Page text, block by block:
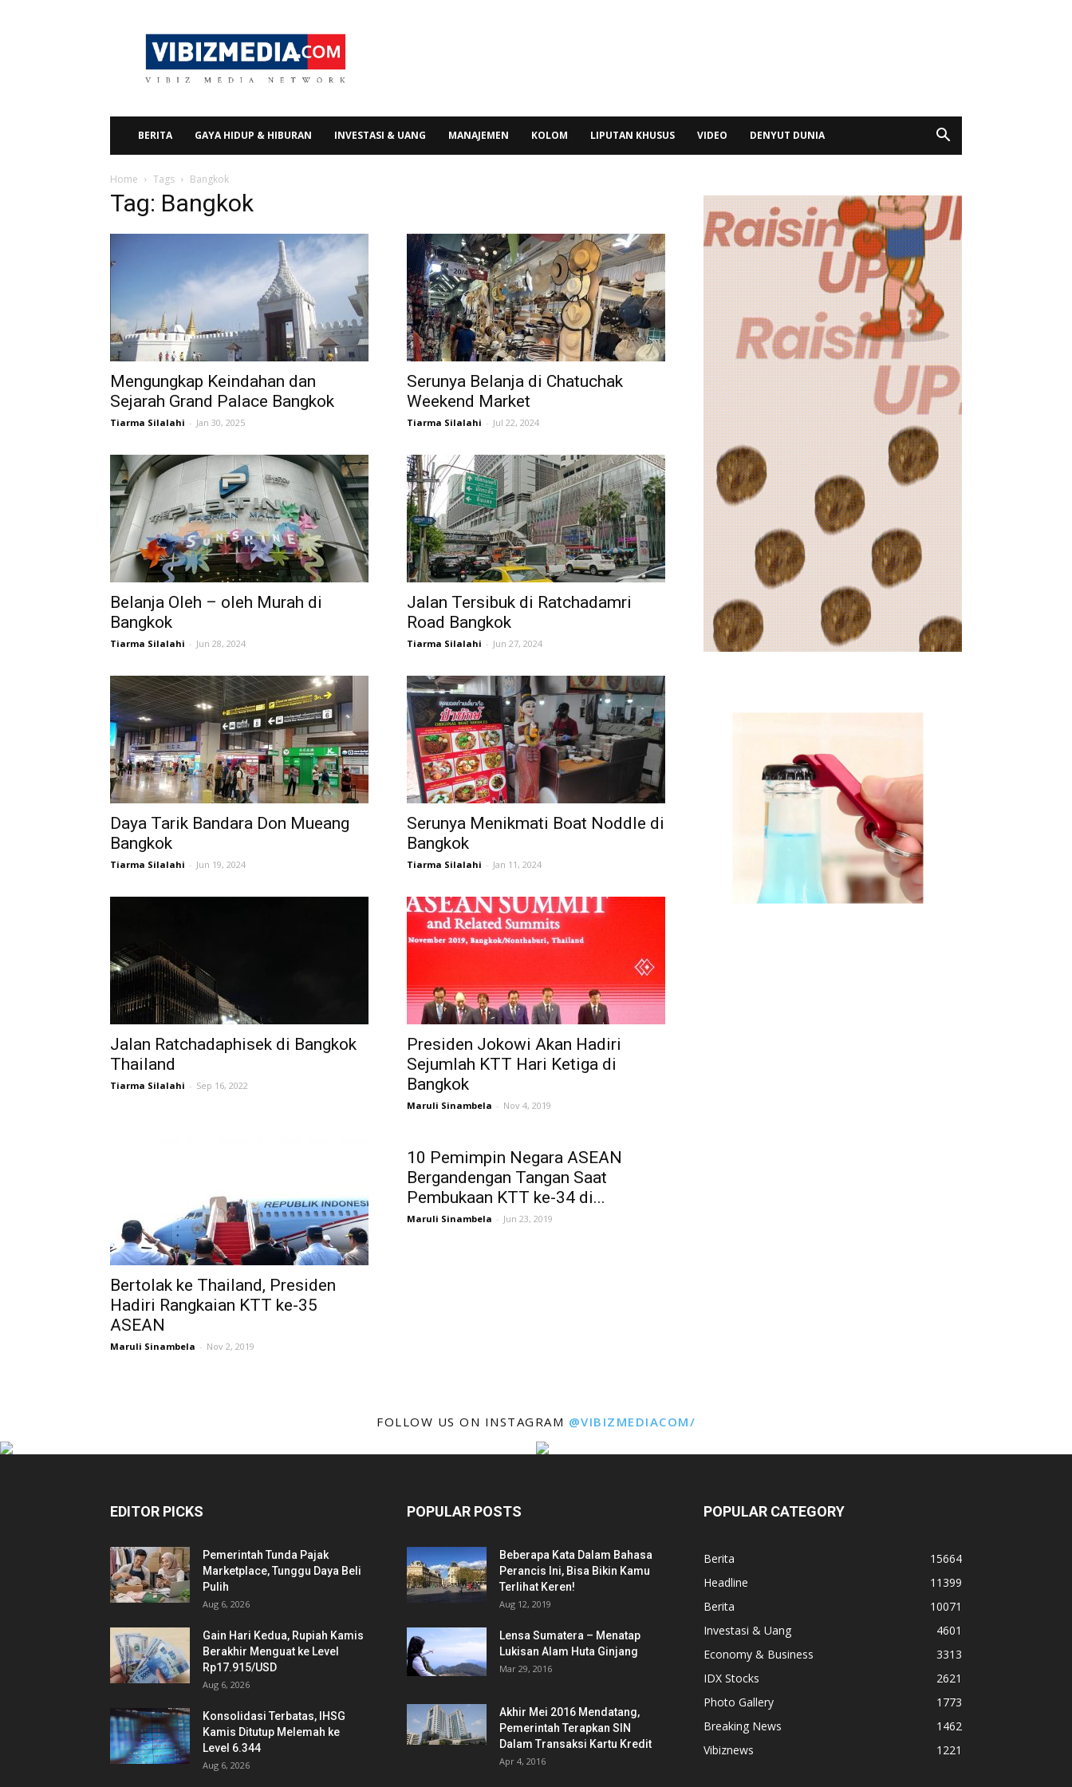
Vibizmedia.com
BERITA GAYA HIDUP & HIBURAN INVESTASI & UANG MANAJEMEN KOLOM LIPUTAN KHUSUS VIDEO DENYUT DUNIA
Home Tags Bangkok
Tag: Bangkok
Mengungkap Keindahan dan
Sejarah Grand Palace Bangkok
Tiarma Silalahi - Jan 30, 2025
Serunya Belanja di Chatuchak
Weekend Market
Tiarma Silalahi - Jul 22, 2024
Belanja Oleh – oleh Murah di
Bangkok
Tiarma Silalahi - Jun 28, 2024
Jalan Tersibuk di Ratchadamri
Road Bangkok
Tiarma Silalahi - Jun 27, 2024
Daya Tarik Bandara Don Mueang
Bangkok
Tiarma Silalahi - Jun 19, 2024
Serunya Menikmati Boat Noddle di
Bangkok
Tiarma Silalahi - Jan 11, 2024
Jalan Ratchadaphisek di Bangkok
Thailand
Tiarma Silalahi - Sep 16, 2022
Presiden Jokowi Akan Hadiri
Sejumlah KTT Hari Ketiga di
Bangkok
Maruli Sinambela - Nov 4, 2019
Bertolak ke Thailand, Presiden
Hadiri Rangkaian KTT ke-35
ASEAN
Maruli Sinambela - Nov 2, 2019
10 Pemimpin Negara ASEAN
Bergandengan Tangan Saat
Pembukaan KTT ke-34 di...
Maruli Sinambela - Jun 23, 2019
FOLLOW US ON INSTAGRAM @VIBIZMEDIACOM/
EDITOR PICKS
Pemerintah Tunda Pajak
Marketplace, Tunggu Daya Beli
Pulih
Aug 6, 2026
Gain Hari Kedua, Rupiah Kamis
Berakhir Menguat ke Level
Rp17.915/USD
Aug 6, 2026
Konsolidasi Terbatas, IHSG
Kamis Ditutup Melemah ke
Level 6.344
Aug 6, 2026
POPULAR POSTS
Beberapa Kata Dalam Bahasa
Perancis Ini, Bisa Bikin Kamu
Terlihat Keren!
Aug 12, 2019
Lensa Sumatera – Menatap
Lukisan Alam Huta Ginjang
Mar 29, 2016
Akhir Mei 2016 Mendatang,
Pemerintah Terapkan SIN
Dalam Transaksi Kartu Kredit
Apr 4, 2016
POPULAR CATEGORY
Berita
15664
Headline
11399
Berita
10071
Investasi & Uang
4601
Economy & Business
3313
IDX Stocks
2621
Photo Gallery
1773
Breaking News
1462
Vibiznews
1221